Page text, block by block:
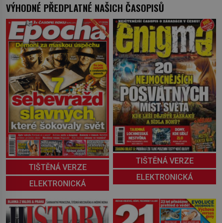
VÝHODNÉ PŘEDPLATNÉ NAŠICH ČASOPISŮ
TIŠTĚNÁ VERZE
ELEKTRONICKÁ
TIŠTĚNÁ VERZE
ELEKTRONICKÁ